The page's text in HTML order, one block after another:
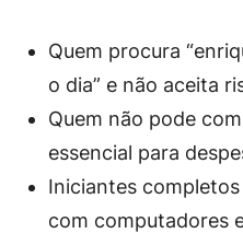
Quem procura
o dia” e não aceita
Quem não pode
essencial para
Iniciantes
com computadores